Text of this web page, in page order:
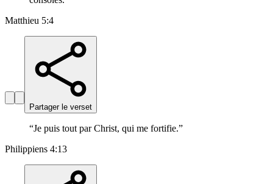
Matthieu 5:4
Partager le verset
“Je puis tout par Christ, qui me fortifie.”
Philippiens 4:13